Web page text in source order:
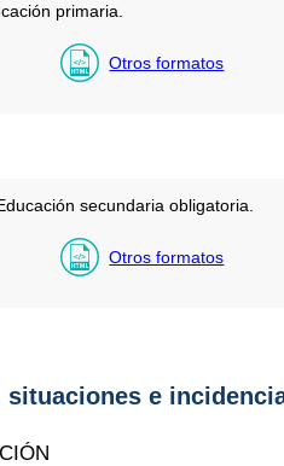
primaria.
Otros formatos
secundaria obligatoria.
Otros formatos
situaciones e